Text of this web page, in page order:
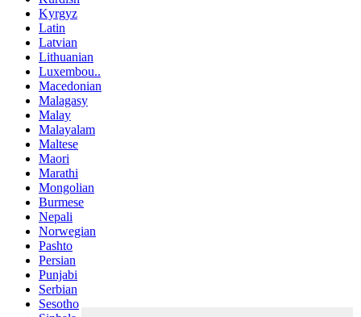
Kyrgyz
Latin
Latvian
Lithuanian
Luxembou..
Macedonian
Malagasy
Malay
Malayalam
Maltese
Maori
Marathi
Mongolian
Burmese
Nepali
Norwegian
Pashto
Persian
Punjabi
Serbian
Sesotho